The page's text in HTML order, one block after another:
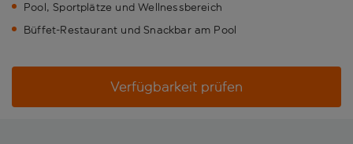
Pool, Sportplätze und Wellnessbereich
Büffet-Restaurant und Snackbar am Pool
Verfügbarkeit prüfen